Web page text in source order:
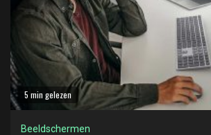
5 min gelezen
Beeldschermen